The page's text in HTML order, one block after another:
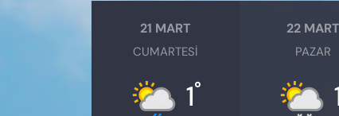
21 MART
CUMARTESI
1°
22 MART
PAZAR